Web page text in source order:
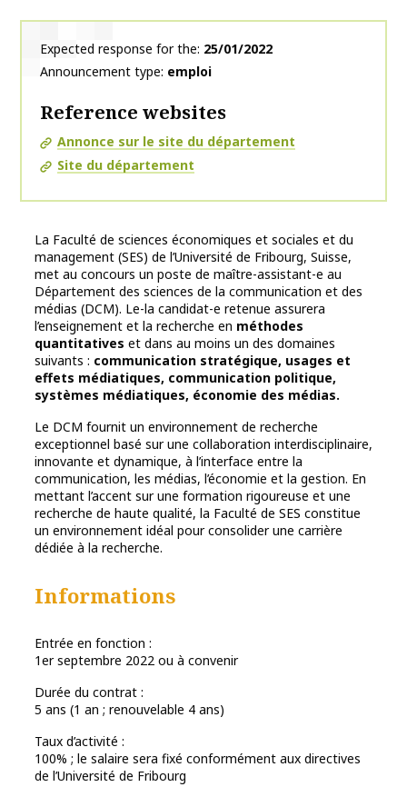
Expected response for the 25/01/2022
Announcement type emploi
Reference websites
Annonce sur le site du département
Site du département
La Faculté de sciences économiques et sociales et du
management (SES) de l’Université de Fribourg, Suisse,
met au concours un poste de maître-assistant-e au
Département des sciences de la communication et des
médias (DCM). Le-la candidat-e retenue assurera
l’enseignement et la recherche en méthodes
quantitatives et dans au moins un des domaines
suivants : communication stratégique, usages et
effets médiatiques, communication politique,
systèmes médiatiques, économie des médias.
Le DCM fournit un environnement de recherche
exceptionnel basé sur une collaboration interdisciplinaire,
innovante et dynamique, à l’interface entre la
communication, les médias, l’économie et la gestion. En
mettant l’accent sur une formation rigoureuse et une
recherche de haute qualité, la Faculté de SES constitue
un environnement idéal pour consolider une carrière
dédiée à la recherche.
Informations
Entrée en fonction :
1er septembre 2022 ou à convenir
Durée du contrat :
5 ans (1 an ; renouvelable 4 ans)
Taux d’activité :
100% ; le salaire sera fixé conformément aux directives
de l’Université de Fribourg